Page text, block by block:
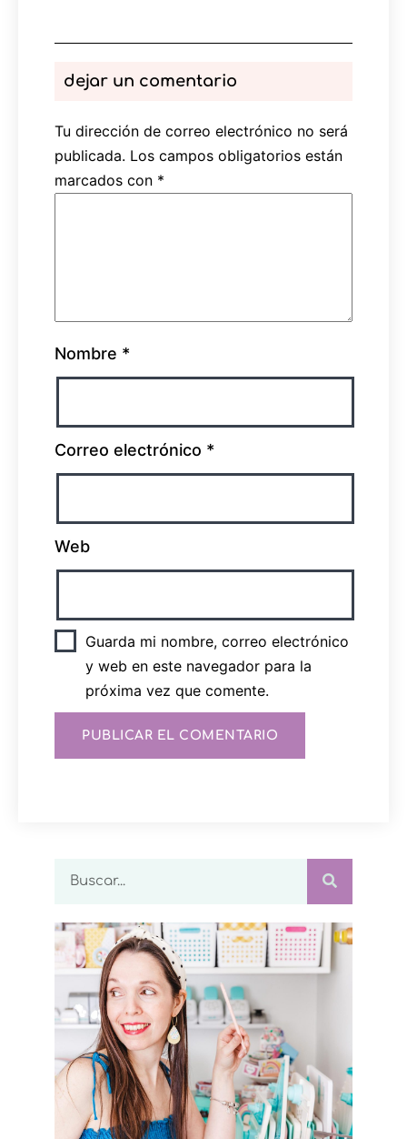
dejar un comentario
Tu dirección de correo electrónico no será
publicada. Los campos obligatorios están
marcados con *
Nombre *
Correo electrónico *
Web
Guarda mi nombre, correo electrónico
y web en este navegador para la
próxima vez que comente.